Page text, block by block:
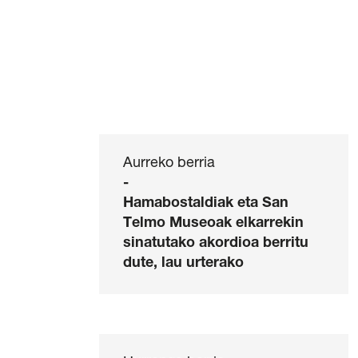
/
Sarrerak erosteko
Aurreko berria
-
Hamabostaldiak eta San
Telmo Museoak elkarrekin
sinatutako akordioa berritu
dute, lau urterako